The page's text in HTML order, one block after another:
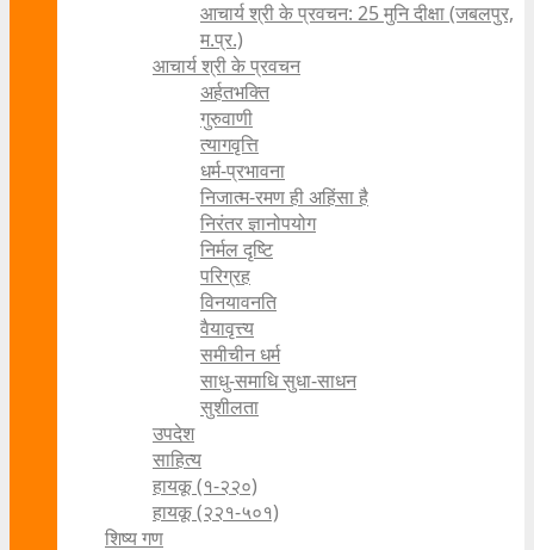
आचार्य श्री के प्रवचन: 25 मुनि दीक्षा (जबलपुर,
म.प्र.)
आचार्य श्री के प्रवचन
अर्हतभक्ति
गुरुवाणी
त्यागवृत्ति
धर्म-प्रभावना
निजात्म-रमण ही अहिंसा है
निरंतर ज्ञानोपयोग
निर्मल दृष्टि
परिग्रह
विनयावनति
वैयावृत्त्य
समीचीन धर्म
साधु-समाधि सुधा-साधन
सुशीलता
उपदेश
साहित्य
हायकू (१‍-२२०)
हायकू (२२१-५०१)
शिष्य गण